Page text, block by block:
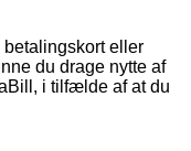
eller
du drage nytte af
i tilfælde af at du